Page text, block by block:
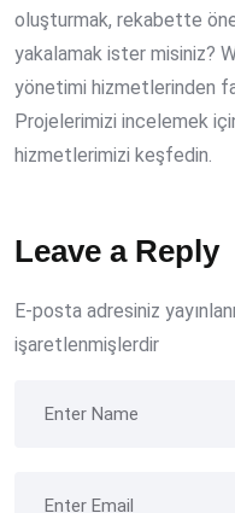
oluşturmak, rekabette
yakalamak ister misiniz?
yönetimi hizmetlerinden
Projelerimizi incelemek
hizmetlerimizi keşfedin
Leave a Reply
E-posta adresiniz
işaretlenmişlerdir